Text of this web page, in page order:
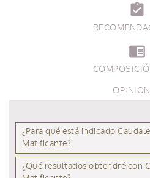
assignment_turned_in
chrome_reader_mode
¿Para qué está indicado
Matificante?
¿Qué resultados obtendré con